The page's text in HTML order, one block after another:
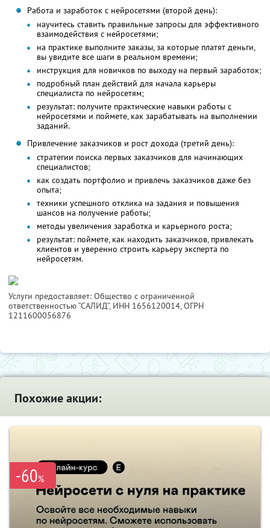
Работа и заработок с нейросетями (второй день):
научитесь ставить правильные запросы для эффективного
взаимодействия с нейросетями;
на практике выполните заказы, за которые платят деньги,
вы увидите все шаги в реальном времени;
инструкция для новичков по выходу на первый заработок;
подробный план действий для начала карьеры
специалиста по нейросетям;
результат: получите практические навыки работы с
нейросетями и поймете, как зарабатывать на выполнении
заданий.
Привлечение заказчиков и рост дохода (третий день):
стратегии поиска первых заказчиков для начинающих
специалистов;
как создать портфолио и привлечь заказчиков даже без
опыта;
техники успешного отклика на задания и повышения
шансов на получение работы;
методы увеличения заработка и карьерного роста;
результат: поймете, как находить заказчиков, привлекать
клиентов и уверенно строить карьеру эксперта по
нейросетям.
Услуги предоставляет: Общество с ограниченной
ответственностью “САЛИД”, ИНН 1656120014, ОГРН
1211600056876
Похожие акции:
-60%